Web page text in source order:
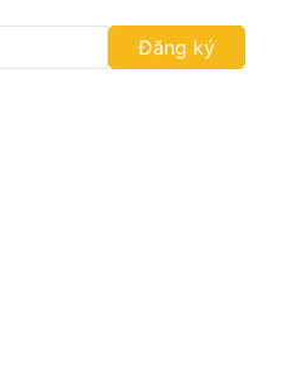
Đăng ký